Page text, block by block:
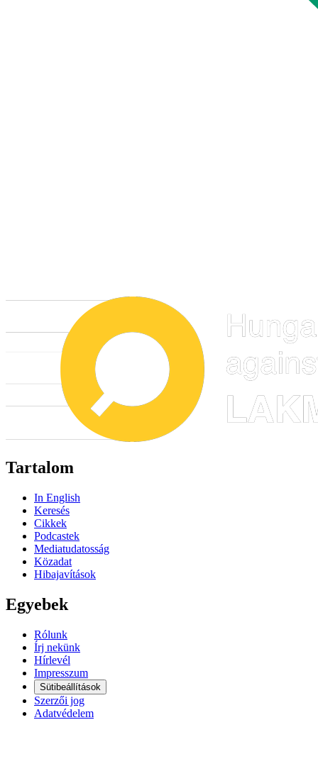
Tartalom
In English
Keresés
Cikkek
Podcastek
Mediatudatosság
Közadat
Hibajavítások
Egyebek
Rólunk
Írj nekünk
Hírlevél
Impresszum
Sütibeállítások
Szerzői jog
Adatvédelem